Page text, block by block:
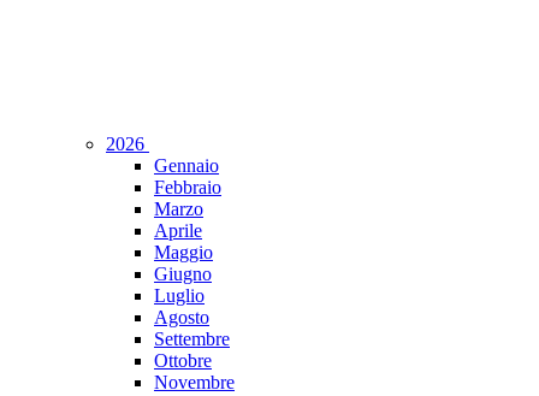
2026
Gennaio
Febbraio
Marzo
Aprile
Maggio
Giugno
Luglio
Agosto
Settembre
Ottobre
Novembre